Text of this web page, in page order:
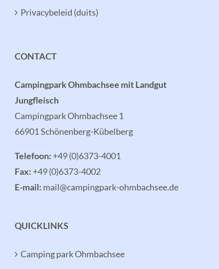
Privacybeleid (duits)
CONTACT
Campingpark Ohmbachsee mit Landgut
Jungfleisch
Campingpark Ohmbachsee 1
66901 Schönenberg-Kübelberg
Telefoon: +49 (0)6373-4001
Fax: +49 (0)6373-4002
E-mail: mail@campingpark-ohmbachsee.de
QUICKLINKS
Camping park Ohmbachsee